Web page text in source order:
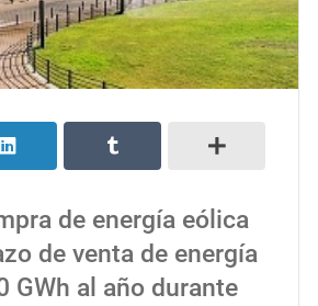
de energía eólica
de venta de energía
GWh al año durante